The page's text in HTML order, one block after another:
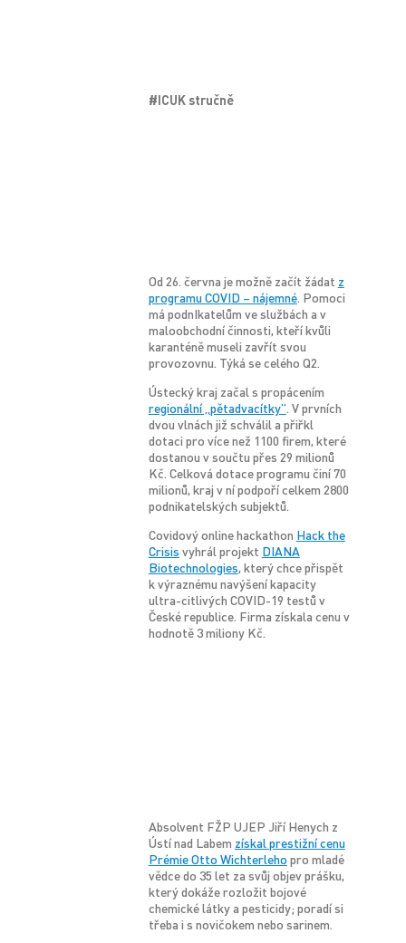
#ICUK stručně
Od 26. června je možně začít žádat z
programu COVID – nájemné. Pomoci
má podnIkatelům ve službách a v
maloobchodní činnosti, kteří kvůli
karanténě museli zavřít svou
provozovnu. Týká se celého Q2.
Ústecký kraj začal s propácením
regionální „pětadvacítky“. V prvních
dvou vlnách již schválil a přiřkl
dotaci pro více než 1100 firem, které
dostanou v součtu přes 29 milionů
Kč. Celková dotace programu činí 70
milionů, kraj v ní podpoří celkem 2800
podnikatelských subjektů.
Covidový online hackathon Hack the
Crisis vyhrál projekt DIANA
Biotechnologies, který chce přispět
k výraznému navýšení kapacity
ultra-citlivých COVID-19 testů v
České republice. Firma získala cenu v
hodnotě 3 miliony Kč.
Absolvent FŽP UJEP Jiří Henych z
Ústí nad Labem získal prestižní cenu
Prémie Otto Wichterleho pro mladé
vědce do 35 let za svůj objev prášku,
který dokáže rozložit bojové
chemické látky a pesticidy; poradí si
třeba i s novičokem nebo sarinem.